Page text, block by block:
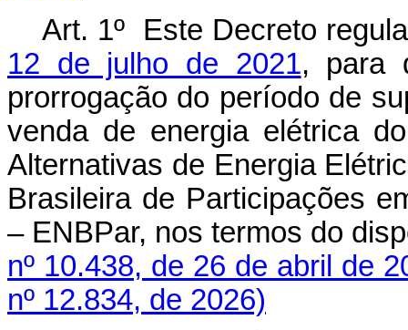
Art. 1º Este Decreto
12 de julho de 2021, para
prorrogação do período de
venda de energia elétrica
Alternativas de Energia
Brasileira de Participações
– ENBPar, nos termos do
nº 10.438, de 26 de abril de
nº 12.834, de 2026)